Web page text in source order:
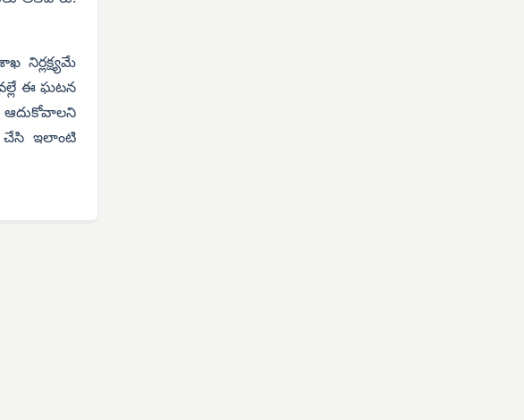
ఈ ఘటన
ఆదుకోవాలని
చేసి ఇలాంటి